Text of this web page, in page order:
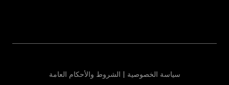
سياسة الخصوصية | الشروط والأحكام العامة